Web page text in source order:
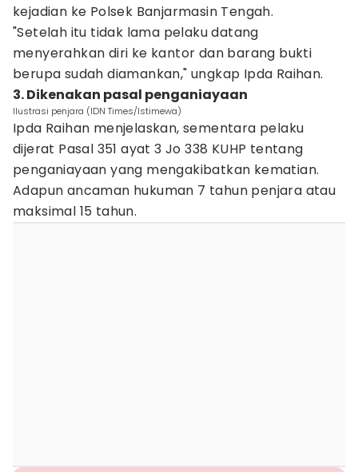
kejadian ke Polsek Banjarmasin Tengah.
"Setelah itu tidak lama pelaku datang
menyerahkan diri ke kantor dan barang bukti
berupa sudah diamankan," ungkap Ipda Raihan.
3. Dikenakan pasal penganiayaan
Ilustrasi penjara (IDN Times/Istimewa)
Ipda Raihan menjelaskan, sementara pelaku
dijerat Pasal 351 ayat 3 Jo 338 KUHP tentang
penganiayaan yang mengakibatkan kematian.
Adapun ancaman hukuman 7 tahun penjara atau
maksimal 15 tahun.